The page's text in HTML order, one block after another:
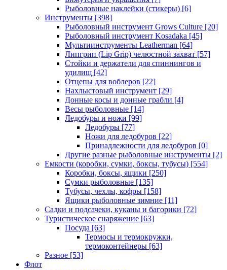
Рыболовные наклейки (стикеры) [6]
Инструменты [398]
Рыболовный инструмент Grows Culture [20]
Рыболовный инструмент Kosadaka [45]
Мультиинструменты Leatherman [64]
Липгрип (Lip Grip) челюстной захват [57]
Стойки и держатели для спиннингов и
удилищ [42]
Отцепы для воблеров [22]
Нахлыстовый инструмент [29]
Донные косы и донные грабли [4]
Весы рыболовные [14]
Ледобуры и ножи [99]
Ледобуры [77]
Ножи для ледобуров [22]
Принадлежности для ледобуров [0]
Другие разные рыболовные инструменты [2]
Емкости (коробки, сумки, боксы, тубусы) [554]
Коробки, боксы, ящики [250]
Сумки рыболовные [135]
Тубусы, чехлы, кофры [158]
Ящики рыболовные зимние [11]
Садки и подсачеки, куканы и багорики [72]
Туристическое снаряжение [63]
Посуда [63]
Термосы и термокружки,
термоконтейнеры [63]
Разное [53]
Флот